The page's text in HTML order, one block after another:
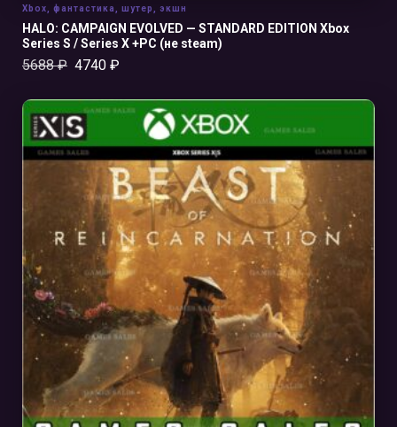
HALO: CAMPAIGN EVOLVED — STANDARD EDITION Xbox
Series S / Series X +PC (не steam)
5688₽ 4740 ₽
Xbox, фантастика, шутер, экшн
В КОРЗИНУ